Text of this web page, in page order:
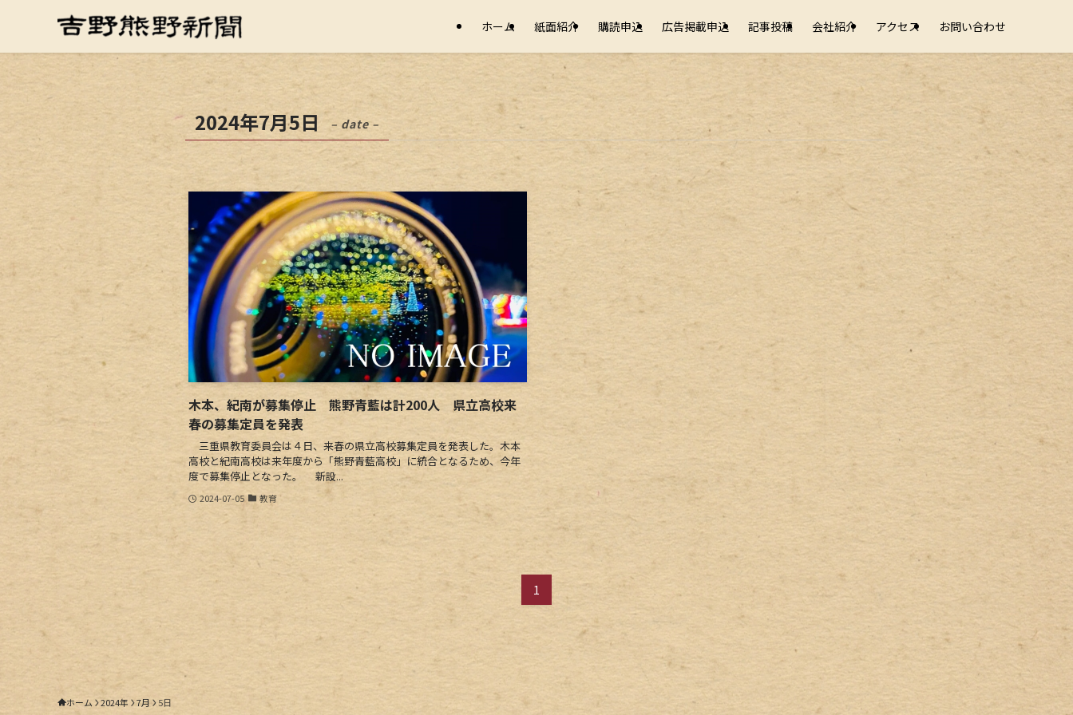
ホーム 紙面紹介 購読申込 広告掲載申込 記事投稿 会社紹介 アクセス お問い合わせ
2024年7月5日 – date –
木本、紀南が募集停止 熊野青藍は計200人 県立高校来
春の募集定員を発表
三重県教育委員会は４日、来春の県立高校募集定員を発表した。木本
高校と紀南高校は来年度から「熊野青藍高校」に統合となるため、今年
度で募集停止となった。 新設...
2024-07-05 教育
1
ホーム 2024年 7月 5日